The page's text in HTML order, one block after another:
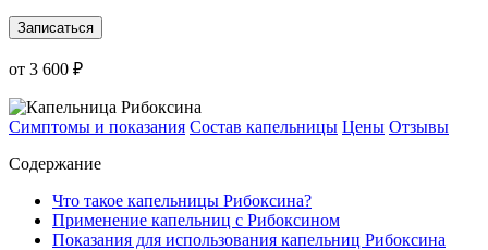
Записаться
от 3 600 ₽
Симптомы и показания Состав капельницы Цены Отзывы
Содержание
Что такое капельницы Рибоксина?
Применение капельниц с Рибоксином
Показания для использования капельниц Рибоксина